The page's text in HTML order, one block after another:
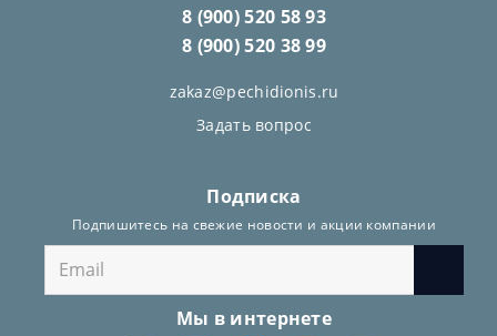
8 (900) 520 58 93
8 (900) 520 38 99
zakaz@pechidionis.ru
Задать вопрос
Подписка
Подпишитесь на свежие новости и акции компании
Мы в интернете